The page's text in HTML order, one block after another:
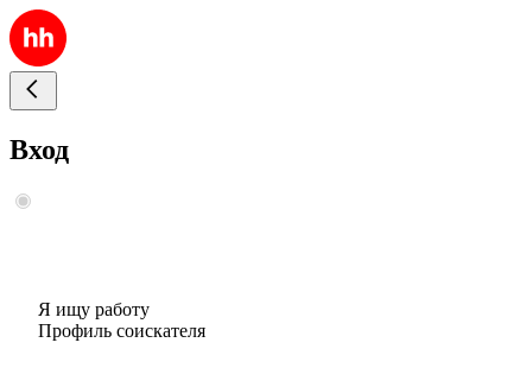
Вход
Я ищу работу
Профиль соискателя